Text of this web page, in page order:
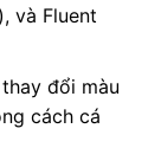
và Fluent
đổi màu
cách cá